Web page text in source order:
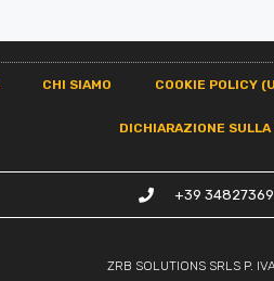
CHI SIAMO COOKIE POLICY
DICHIARAZIONE SULLA
+39
ZRB SOLUTIONS SRLS P.